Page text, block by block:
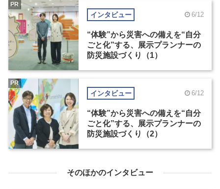
インタビュー 6/12
“体験”から災害への備えを“自分
ごと化”する、展示プランナーの
防災施設づくり（1）
PR
インタビュー 6/12
“体験”から災害への備えを“自分
ごと化”する、展示プランナーの
防災施設づくり（2）
PR
そのほかのインタビュー